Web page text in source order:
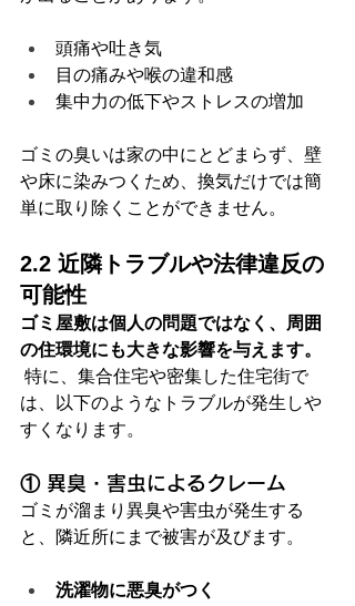
頭痛や吐き気
目の痛みや喉の違和感
集中力の低下やストレスの増加
ゴミの臭いは家の中にとどまらず、壁
や床に染みつくため、換気だけでは簡
単に取り除くことができません。
2.2 近隣トラブルや法律違反の
可能性
ゴミ屋敷は個人の問題ではなく、周囲
の住環境にも大きな影響を与えます。
特に、集合住宅や密集した住宅街で
は、以下のようなトラブルが発生しや
すくなります。
① 異臭・害虫によるクレーム
ゴミが溜まり異臭や害虫が発生する
と、隣近所にまで被害が及びます。
洗濯物に悪臭がつく